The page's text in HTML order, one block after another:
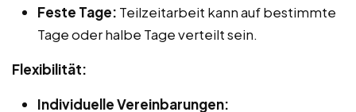
Feste Tage: Teilzeitarbeit kann auf bestimmte
Tage oder halbe Tage verteilt sein.
Flexibilität:
Individuelle Vereinbarungen: